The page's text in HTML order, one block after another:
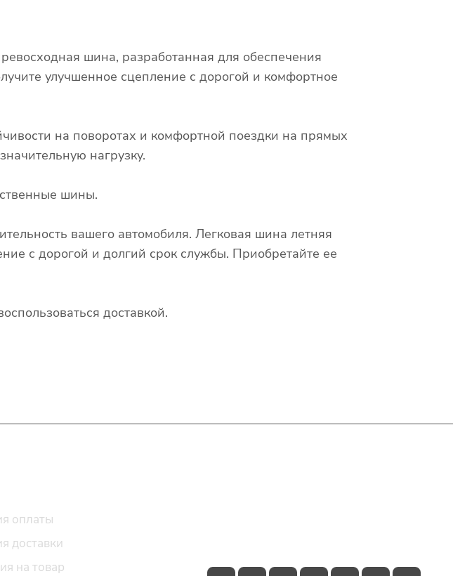
шина, разработанная для обеспечения
улучшенное сцепление с дорогой и комфортное
на поворотах и комфортной поездки на прямых
нагрузку.
шины.
вашего автомобиля. Легковая шина летняя
с дорогой и долгий срок службы. Приобретайте ее
доставкой.
оплаты
доставки
на товар